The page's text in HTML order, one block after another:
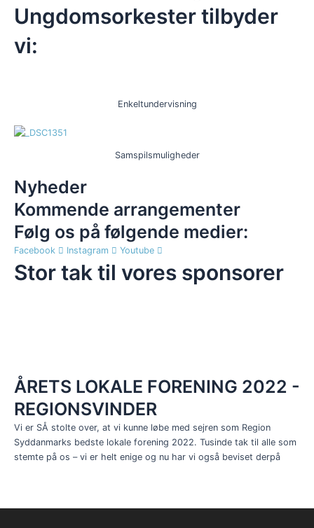
Ungdomsorkester tilbyder
vi:
Enkeltundervisning
Samspilsmuligheder
Nyheder
Kommende arrangementer
Følg os på følgende medier:
Facebook Instagram Youtube
Stor tak til vores sponsorer
ÅRETS LOKALE FORENING 2022 -
REGIONSVINDER
Vi er SÅ stolte over, at vi kunne løbe med sejren som Region
Syddanmarks bedste lokale forening 2022. Tusinde tak til alle som
stemte på os – vi er helt enige og nu har vi også beviset derpå